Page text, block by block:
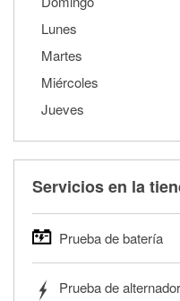
Lunes
Martes
Miércoles
Jueves
Servicios en la
Prueba de batería
autos, camionetas,
Prueba de